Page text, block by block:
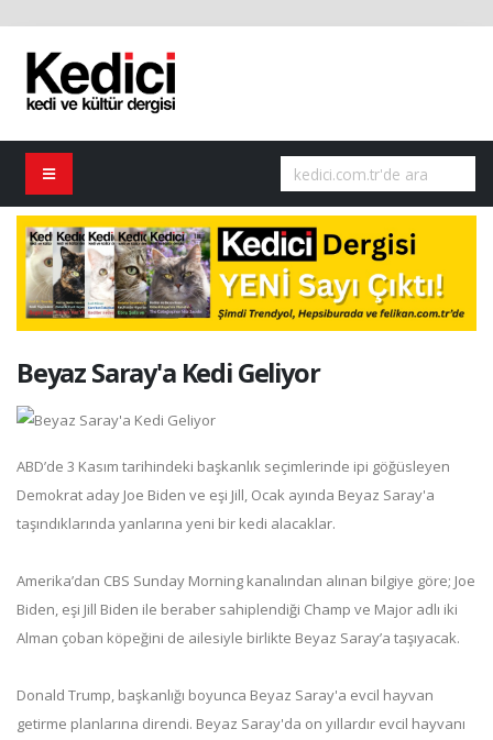
Beyaz Saray'a Kedi Geliyor
ABD’de 3 Kasım tarihindeki başkanlık seçimlerinde ipi göğüsleyen
Demokrat aday Joe Biden ve eşi Jill, Ocak ayında Beyaz Saray'a
taşındıklarında yanlarına yeni bir kedi alacaklar.
Amerika’dan CBS Sunday Morning kanalından alınan bilgiye göre; Joe
Biden, eşi Jill Biden ile beraber sahiplendiği Champ ve Major adlı iki
Alman çoban köpeğini de ailesiyle birlikte Beyaz Saray’a taşıyacak.
Donald Trump, başkanlığı boyunca Beyaz Saray'a evcil hayvan
getirme planlarına direndi. Beyaz Saray'da on yıllardır evcil hayvanı